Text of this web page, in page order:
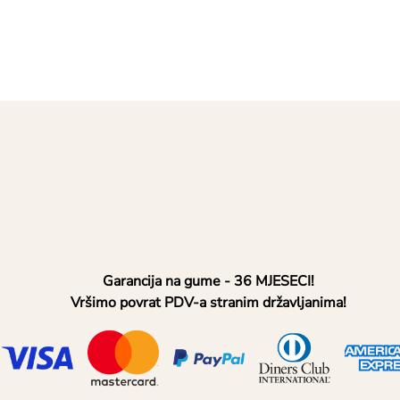
Garancija na gume - 36 MJESECI!
Vršimo povrat PDV-a stranim državljanima!